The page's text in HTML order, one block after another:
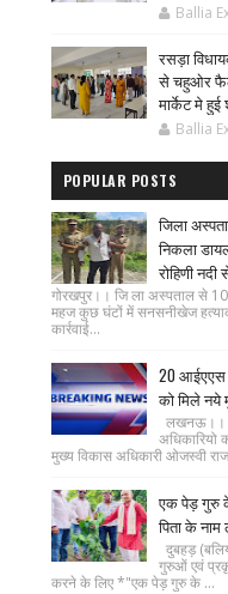
Ballia
रसड़ा
से चहुओर
मार्केट मे
Ballia
POPULAR POSTS
जिला
निकला
रोहिणी
गोरखपुर।। जि ला अस्पताल से 10
महज कुछ घंटों में सनसनीखेज
कार्रवाई...
20 आईएएस
को मिले नये
लखनऊ।।
अधिकारियो
मुख्य विकास अधिकारी ओजस्वी
एक पेड़ गुरु
पिता के नाम
दुबहड़
गुरुओं एवं
करने के लिए *"एक पेड़ गुरु के ...